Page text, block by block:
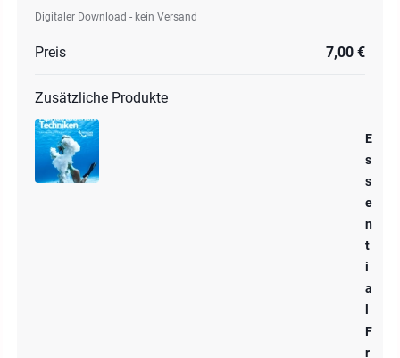
Digitaler Download - kein Versand
Preis 7,00 €
Zusätzliche Produkte
E
s
s
e
n
t
i
a
F
r